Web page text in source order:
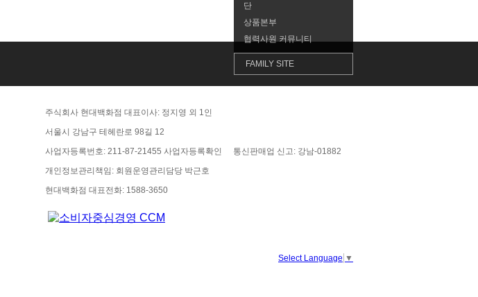
콘텐츠
FAMILY SITE
단
상품본부
협력사원 커뮤니티
WEBSITE
INFORMATIONS
주식회사 현대백화점 대표이사: 정지영 외 1인
서울시 강남구 테헤란로 98길 12
사업자등록번호: 211-87-21455 사업자등록확인
통신판매업 신고: 강남-01882
개인정보관리책임: 회원운영관리담당 박근호
현대백화점 대표전화: 1588-3650
QUALITY
Select Language ▼